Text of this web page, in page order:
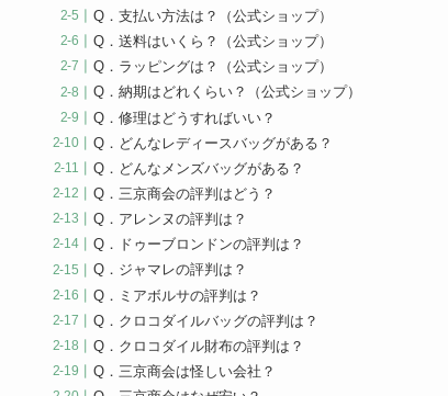
Q．支払い方法は？（公式ショップ）
Q．送料はいくら？（公式ショップ）
Q．ラッピングは？（公式ショップ）
Q．納期はどれくらい？（公式ショップ）
Q．修理はどうすればいい？
Q．どんなレディースバッグがある？
Q．どんなメンズバッグがある？
Q．三京商会の評判はどう？
Q．アレンヌの評判は？
Q．ドゥーブロンドンの評判は？
Q．ジャマレの評判は？
Q．ミアボルサの評判は？
Q．クロコダイルバッグの評判は？
Q．クロコダイル財布の評判は？
Q．三京商会は怪しい会社？